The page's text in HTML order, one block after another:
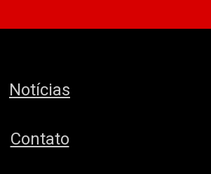
Notícias
Contato